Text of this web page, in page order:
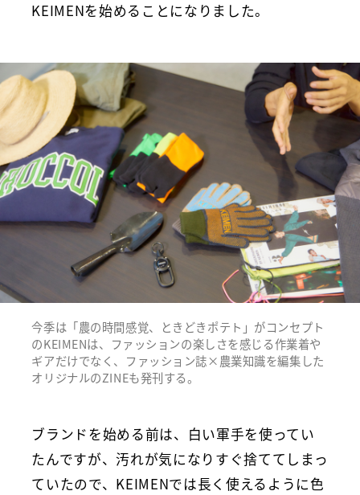
KEIMENを始めることになりました。
今季は「農の時間感覚、ときどきポテト」がコンセプト
のKEIMENは、ファッションの楽しさを感じる作業着や
ギアだけでなく、ファッション誌×農業知識を編集した
オリジナルのZINEも発刊する。
ブランドを始める前は、白い軍手を使ってい
たんですが、汚れが気になりすぐ捨ててしまっ
ていたので、KEIMENでは長く使えるように色